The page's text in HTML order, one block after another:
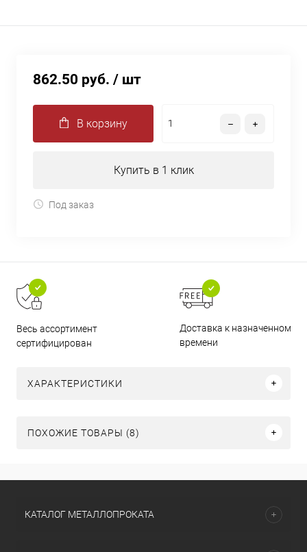
862.50 руб. / шт
В корзину
Купить в 1 клик
Под заказ
Весь ассортимент
сертифицирован
Доставка к назначенному
времени
ХАРАКТЕРИСТИКИ
ПОХОЖИЕ ТОВАРЫ (8)
КАТАЛОГ МЕТАЛЛОПРОКАТА